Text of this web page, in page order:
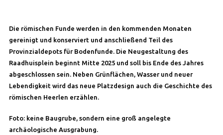
Die römischen Funde werden in den kommenden Monaten
gereinigt und konserviert und anschließend Teil des
Provinzialdepots für Bodenfunde. Die Neugestaltung des
Raadhuisplein beginnt Mitte 2025 und soll bis Ende des Jahres
abgeschlossen sein. Neben Grünflächen, Wasser und neuer
Lebendigkeit wird das neue Platzdesign auch die Geschichte des
römischen Heerlen erzählen.
Foto: keine Baugrube, sondern eine groß angelegte
archäologische Ausgrabung.